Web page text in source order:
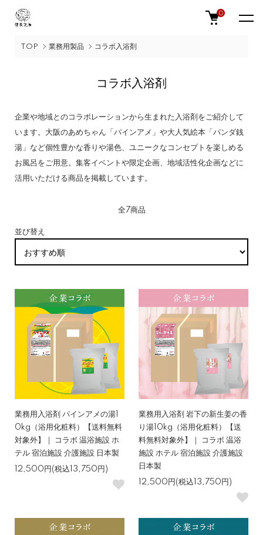
0
TOP 業務用製品 コラボ入浴剤
コラボ入浴剤
企業や地域とのコラボレーションから生まれた入浴剤をご紹介して
います。大阪のあめちゃん「パインアメ」や大人気絵本「パンダ銭
湯」など個性豊かな香りや湯色、ユニークなコンセプトを楽しめる
お風呂をご用意。集客イベントや限定企画、地域活性化企画などに
活用いただける商品を掲載しています。
全7商品
並び替え
業務用入浴剤 パインアメの湯1
0kg（浴用化粧料）【送料無料
対象外】｜ コラボ 温浴施設 ホ
テル 宿泊施設 介護施設 日本製
12,500円(税込13,750円)
業務用入浴剤 岩下の新生姜の香
り湯10kg（浴用化粧料）【送
料無料対象外】｜ コラボ 温浴
施設 ホテル 宿泊施設 介護施設
日本製
12,500円(税込13,750円)